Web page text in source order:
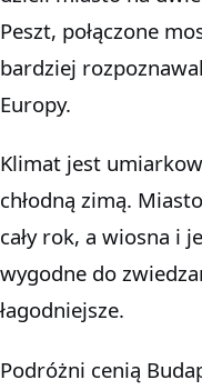
Peszt, połączone
bardziej
Europy.
Klimat jest
chłodną zimą.
cały rok, a wiosna i
wygodne do
łagodniejsze.
Podróżni cenią